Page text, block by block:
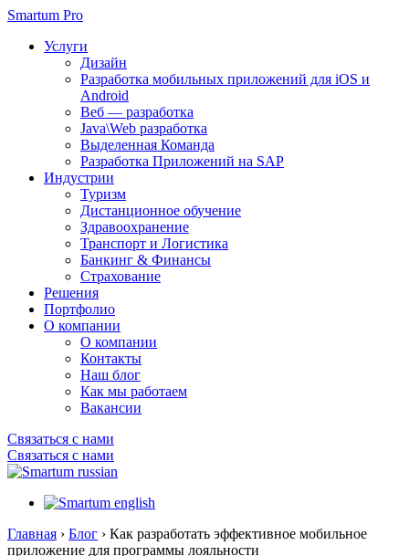
Smartum Pro
Услуги
Дизайн
Разработка мобильных приложений для iOS и
Android
Веб — разработка
Java\Web разработка
Выделенная Команда
Разработка Приложений на SAP
Индустрии
Туризм
Дистанционное обучение
Здравоохранение
Транспорт и Логистика
Банкинг & Финансы
Страхование
Решения
Портфолио
О компании
О компании
Контакты
Наш блог
Как мы работаем
Вакансии
Связаться с нами
Связаться с нами
Главная › Блог › Как разработать эффективное мобильное
приложение для программы лояльности